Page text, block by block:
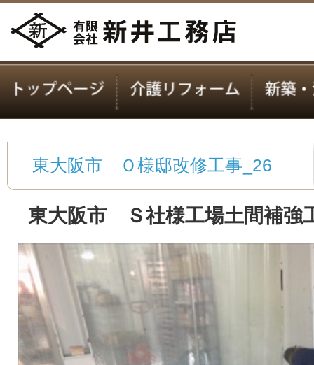
東大阪市 Ｏ様邸改修工事_26
東大阪市 Ｓ社様工場土間補強